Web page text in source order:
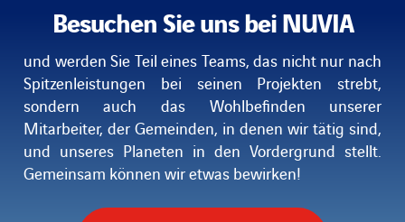
Besuchen Sie uns bei NUVIA
und werden Sie Teil eines Teams, das nicht nur nach
Spitzenleistungen bei seinen Projekten strebt,
sondern auch das Wohlbefinden unserer
Mitarbeiter, der Gemeinden, in denen wir tätig sind,
und unseres Planeten in den Vordergrund stellt.
Gemeinsam können wir etwas bewirken!